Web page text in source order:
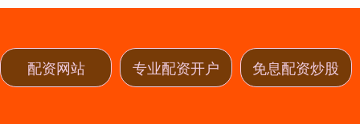
配资网站 专业配资开户 免息配资炒股